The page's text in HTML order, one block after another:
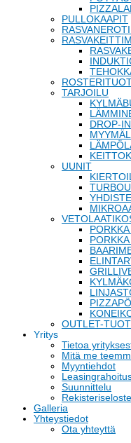
PULLOKAAPIT
TARJOILU
DROP-
UUNIT
OUTLET-
Yritys
Tietoa
Mitä me
Myyntiehdot
Suunnittelu
Rekisteriseloste
Galleria
Yhteystiedot
Ota yhteyttä